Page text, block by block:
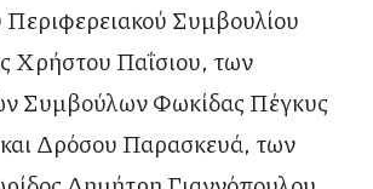
Συμβουλίου
Χρήστου Παΐσιου, των
Συμβούλων Φωκίδας Πέγκυς
Δρόσου Παρασκευά, των